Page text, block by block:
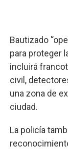
Bautizado
para proteger
incluirá
civil,
una zona de
ciudad.
La policía